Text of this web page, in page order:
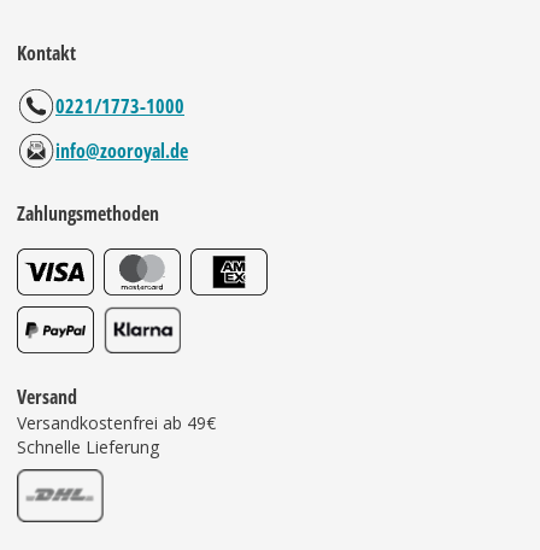
Kontakt
0221/1773-1000
info@zooroyal.de
Zahlungsmethoden
Versand
Versandkostenfrei ab 49€
Schnelle Lieferung